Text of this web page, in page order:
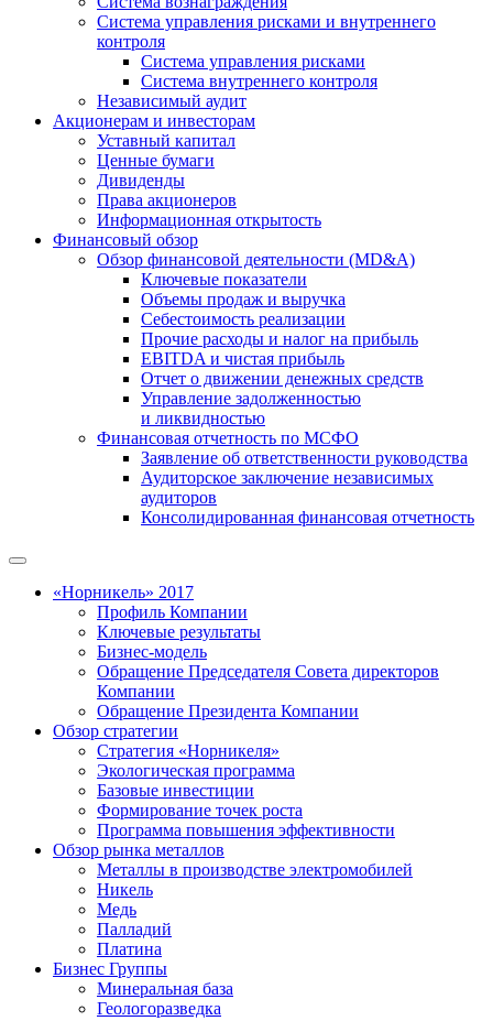
Система управления рисками и внутреннего
контроля
Система управления рисками
Система внутреннего контроля
Независимый аудит
Акционерам и инвесторам
Уставный капитал
Ценные бумаги
Дивиденды
Права акционеров
Информационная открытость
Финансовый обзор
Обзор финансовой деятельности (MD&A)
Ключевые показатели
Объемы продаж и выручка
Себестоимость реализации
Прочие расходы и налог на прибыль
EBITDA и чистая прибыль
Отчет о движении денежных средств
Управление задолженностью
и ликвидностью
Финансовая отчетность по МСФО
Заявление об ответственности руководства
Аудиторское заключение независимых
аудиторов
Консолидированная финансовая отчетность
«Норникель» 2017
Профиль Компании
Ключевые результаты
Бизнес-модель
Обращение Председателя Совета директоров
Компании
Обращение Президента Компании
Обзор стратегии
Стратегия «Норникеля»
Экологическая программа
Базовые инвестиции
Формирование точек роста
Программа повышения эффективности
Обзор рынка металлов
Металлы в производстве электромобилей
Никель
Медь
Палладий
Платина
Бизнес Группы
Минеральная база
Геологоразведка